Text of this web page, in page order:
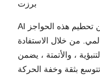
برزت
AI كأداة تحويلية ، مما يمكّن الشركات من تحطيم هذه الحواجز
من خلال الاستفادة
، والأتمتة ، يضمن